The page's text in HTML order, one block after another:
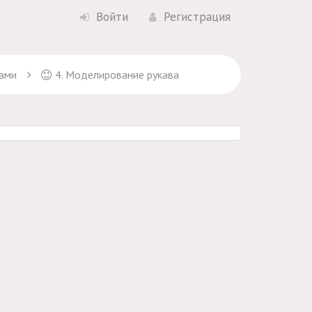
Войти Регистрация
4. Моделирование рукава